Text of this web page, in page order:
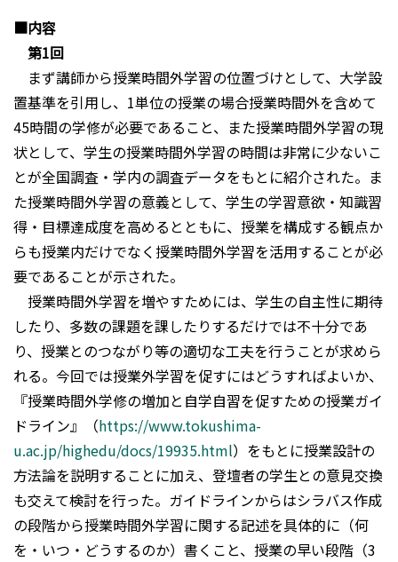
■内容
第1回
まず講師から授業時間外学習の位置づけとして、大学設
置基準を引用し、1単位の授業の場合授業時間外を含めて
45時間の学修が必要であること、また授業時間外学習の現
状として、学生の授業時間外学習の時間は非常に少ないこ
とが全国調査・学内の調査データをもとに紹介された。ま
た授業時間外学習の意義として、学生の学習意欲・知識習
得・目標達成度を高めるとともに、授業を構成する観点か
らも授業内だけでなく授業時間外学習を活用することが必
要であることが示された。
授業時間外学習を増やすためには、学生の自主性に期待
したり、多数の課題を課したりするだけでは不十分であ
り、授業とのつながり等の適切な工夫を行うことが求めら
れる。今回では授業外学習を促すにはどうすればよいか、
『授業時間外学修の増加と自学自習を促すための授業ガイ
ドライン』（https://www.tokushima-
u.ac.jp/highedu/docs/19935.html）をもとに授業設計の
方法論を説明することに加え、登壇者の学生との意見交換
も交えて検討を行った。ガイドラインからはシラバス作成
の段階から授業時間外学習に関する記述を具体的に（何
を・いつ・どうするのか）書くこと、授業の早い段階（3